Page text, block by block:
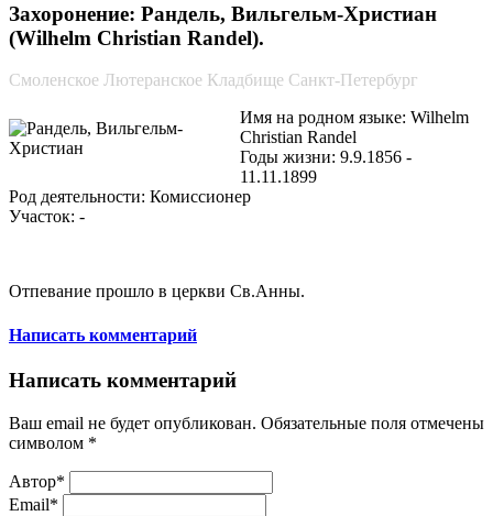
Захоронение: Рандель, Вильгельм-Христиан
(Wilhelm Christian Randel).
Смоленское Лютеранское Кладбище Санкт-Петербург
Имя на родном языке: Wilhelm
Christian Randel
Годы жизни: 9.9.1856 -
11.11.1899
Род деятельности: Комиссионер
Участок: -
Отпевание прошло в церкви Св.Анны.
Написать комментарий
Написать комментарий
Ваш email не будет опубликован. Обязательные поля отмечены
символом *
Автор*
Email*